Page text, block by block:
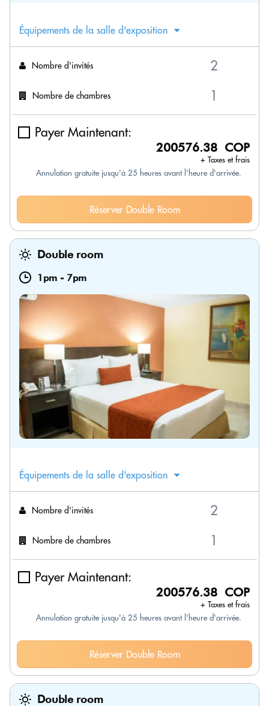
Équipements de la salle d'exposition
Nombre d'invités
Nombre de chambres
Payer Maintenant:
200576.38 COP
+ Taxes et frais
Annulation gratuite jusqu'à 25 heures avant l'heure d'arrivée.
Réserver Double Room
Double room
1pm - 7pm
Équipements de la salle d'exposition
Nombre d'invités
Nombre de chambres
Payer Maintenant:
200576.38 COP
+ Taxes et frais
Annulation gratuite jusqu'à 25 heures avant l'heure d'arrivée.
Réserver Double Room
Double room